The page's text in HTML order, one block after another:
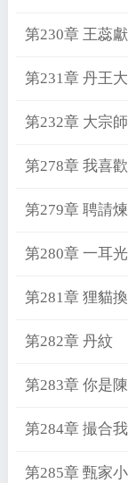
第230章 王蕊
第231章 丹王
第232章 大宗師
第278章 我喜
第279章 聘請
第280章 一耳光
第281章 狸貓
第282章 丹紋
第283章 你是
第284章 撮合
第285章 甄家